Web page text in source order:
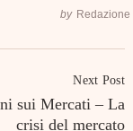
by Redazione
Next Post
sui Mercati – La
crisi del mercato